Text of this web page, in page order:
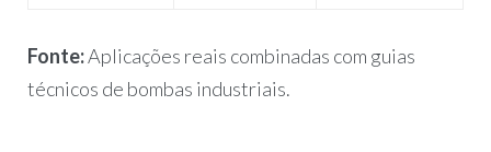
Fonte:Aplicações reais combinadas com guias
técnicos de bombas industriais.